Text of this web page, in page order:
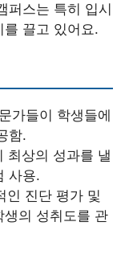
퍼스는 특히 입시
를 끌고 있어요.
가들이 학생들에
함.
최상의 성과를 낼
사용.
인 진단 평가 및
생의 성취도를 관